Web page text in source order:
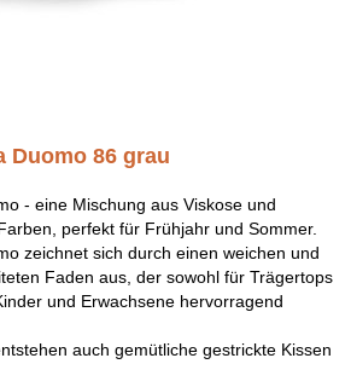
Duomo 86 grau
- eine Mischung aus Viskose und
perfekt für Frühjahr und Sommer.
zeichnet sich durch einen weichen und
Faden aus, der sowohl für Trägertops
und Erwachsene hervorragend
auch gemütliche gestrickte Kissen